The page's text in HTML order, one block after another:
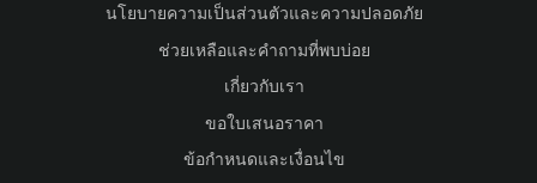
นโยบายความเป็นส่วนตัวและความปลอดภัย
ช่วยเหลือและคำถามที่พบบ่อย
เกี่ยวกับเรา
ขอใบเสนอราคา
ข้อกำหนดและเงื่อนไข